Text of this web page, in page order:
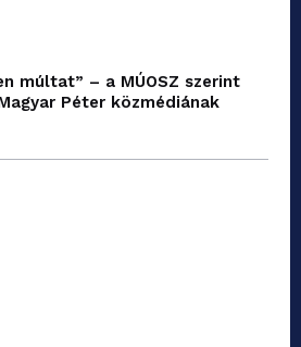
múltat” – a MÚOSZ szerint
Péter közmédiának